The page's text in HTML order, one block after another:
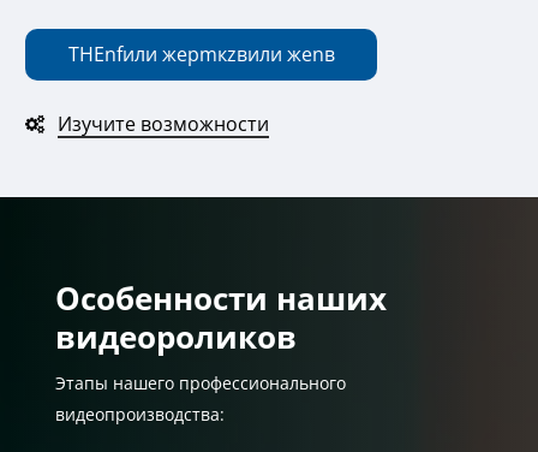
THEnfили жерmкzвили жеnв
Изучите возможности
Особенности наших
видеороликов
Этапы нашего профессионального
видеопроизводства: